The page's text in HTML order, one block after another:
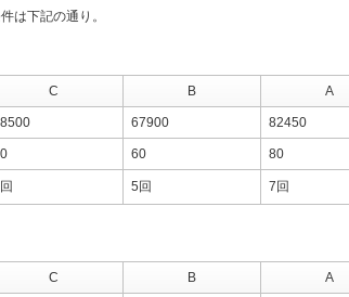
は下記の通り。
C B A
67900 82450
60 80
5回 7回
C B A